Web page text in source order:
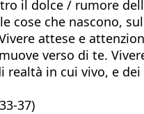
il dolce / rumore
che nascono,
attese e
verso di te.
in cui vivo, e
37)